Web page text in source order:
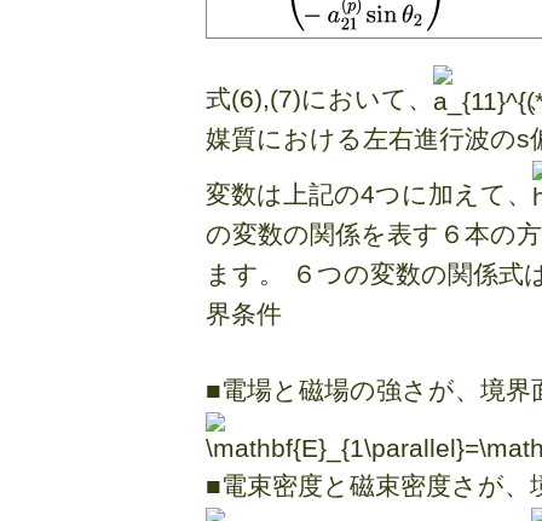
式(6),(7)において、
媒質における左右進行波の
変数は上記の4つに加えて、
の変数の関係を表す６本の
ます。 ６つの変数の関係式
界条件
■電場と磁場の強さが、
■電束密度と磁束密度さが